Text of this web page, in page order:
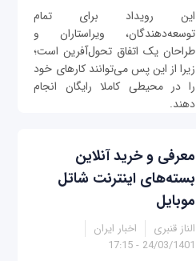
این رویداد برای تمام
توسعه‌دهندگان، ویراستاران و
طراحان یک اتفاق تحول‌آفرین است؛
زیرا از این پس می‌توانند کارهای خود
را در محیطی کاملا رایگان انجام
دهند.
معرفی و خرید آنلاین
بسته‌های اینترنت شاتل
موبایل
الناز قنبری
اخبار ایران
24/03/1401 - 17:15